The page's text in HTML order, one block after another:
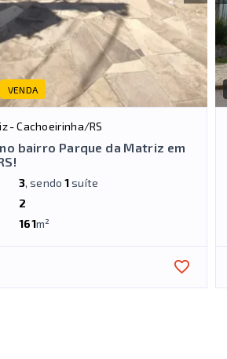
VENDA
- Cachoeirinha/RS
bairro Parque da Matriz em
3, sendo1suíte
2
161m²